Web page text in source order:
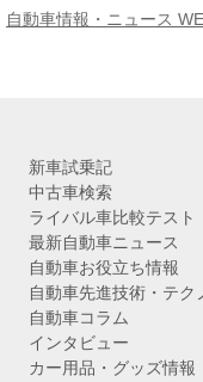
カ
自動車情報・ニュース
新車試乗記
中古車検索
ライバル車比較テスト
最新自動車ニュース
自動車お役立ち情報
自動車先進技術・テク
自動車コラム
インタビュー
カー用品・グッズ情報